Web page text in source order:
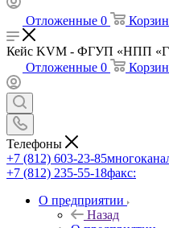
Отложенные 0
Кейс KVM - ФГУП «НПП
Отложенные 0
Телефоны
+7 (812) 603-23-85
+7 (812) 235-55-18факс:
О предприятии
Назад